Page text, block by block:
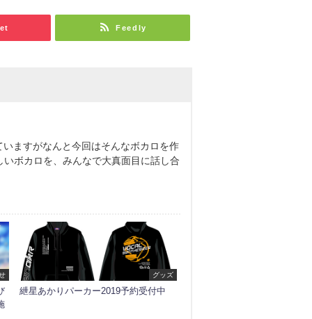
Feedly
ますがなんと今回はそんなボカロを作
ボカロを、みんなで大真面目に話し合
グッズ
紲星あかりパーカー2019予約受付中